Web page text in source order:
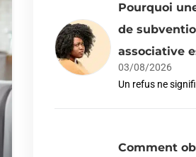
Pourquoi
de
associative
03/08/2026
Un refus ne
Comment